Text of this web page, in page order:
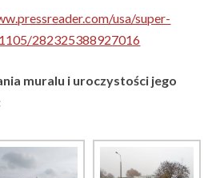
usa/super-
282325388927016
muralu i uroczystości jego